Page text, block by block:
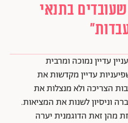
שעובדים בתנאי
עדיין נמוכה ומרבית
עדיין מקדשות את
הצריכה ולא מנצלות את
וניסיון לשנות את המציאות.
מהן זאת הדוגמנית יערה